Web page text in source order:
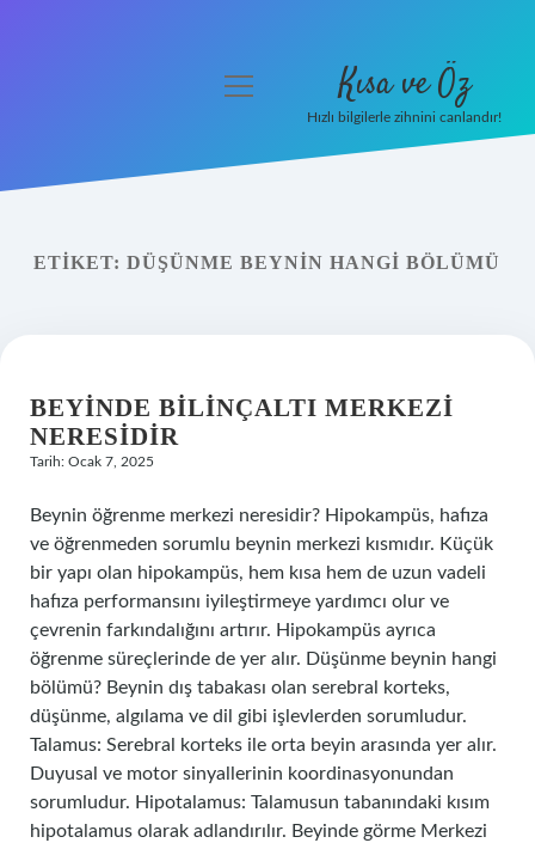
Yasal Uyarı
menüyü
Kısa ve Öz
Hızlı bilgilerle zihnini canlandır!
ETIKET: DÜŞÜNME BEYNIN HANGI BÖLÜMÜ
BEYINDE BILINÇALTI MERKEZI
NERESIDIR
Tarih: Ocak 7, 2025
Beynin öğrenme merkezi neresidir? Hipokampüs, hafıza
ve öğrenmeden sorumlu beynin merkezi kısmıdır. Küçük
bir yapı olan hipokampüs, hem kısa hem de uzun vadeli
hafıza performansını iyileştirmeye yardımcı olur ve
çevrenin farkındalığını artırır. Hipokampüs ayrıca
öğrenme süreçlerinde de yer alır. Düşünme beynin hangi
bölümü? Beynin dış tabakası olan serebral korteks,
düşünme, algılama ve dil gibi işlevlerden sorumludur.
Talamus: Serebral korteks ile orta beyin arasında yer alır.
Duyusal ve motor sinyallerinin koordinasyonundan
sorumludur. Hipotalamus: Talamusun tabanındaki kısım
hipotalamus olarak adlandırılır. Beyinde görme Merkezi